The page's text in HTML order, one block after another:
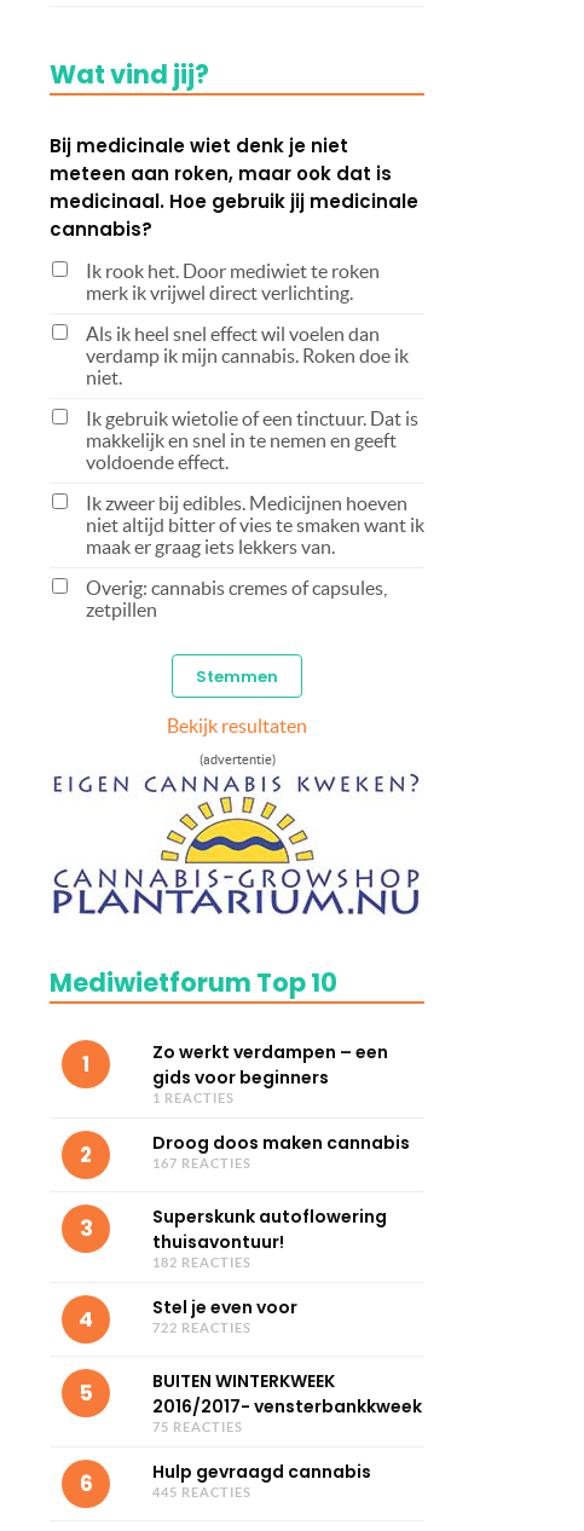
Wat vind jij?
Bij medicinale wiet denk je niet
meteen aan roken, maar ook dat is
medicinaal. Hoe gebruik jij medicinale
cannabis?
Ik rook het. Door mediwiet te roken
merk ik vrijwel direct verlichting.
Als ik heel snel effect wil voelen dan
verdamp ik mijn cannabis. Roken doe ik
niet.
Ik gebruik wietolie of een tinctuur. Dat is
makkelijk en snel in te nemen en geeft
voldoende effect.
Ik zweer bij edibles. Medicijnen hoeven
niet altijd bitter of vies te smaken want ik
maak er graag iets lekkers van.
Overig: cannabis cremes of capsules,
zetpillen
Bekijk resultaten
(advertentie)
Mediwietforum Top 10
1
Zo werkt verdampen – een
gids voor beginners
1 REACTIES
2 Droog doos maken cannabis
167 REACTIES
3
Superskunk autoflowering
thuisavontuur!
182 REACTIES
4 Stel je even voor
722 REACTIES
5
BUITEN WINTERKWEEK
2016/2017- vensterbankkweek
75 REACTIES
6 Hulp gevraagd cannabis
445 REACTIES